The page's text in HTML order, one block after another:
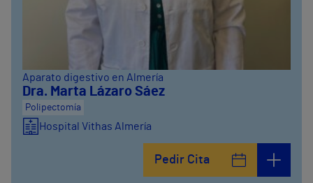
Aparato digestivo en Almería
Dra. Marta Lázaro Sáez
Polipectomía
Hospital Vithas Almería
Pedir Cita